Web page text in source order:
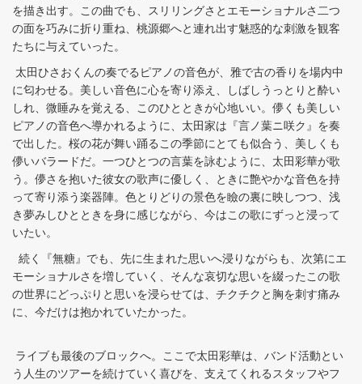
を描き出す。この曲でも、スリリングさとエモーショナルさ二つ
の面を巧みに折り重ね、桃源郷へと連れ出す魅惑的な刺激を観客
たちに与えていった。
太田ひさおくんの奏でるピアノの音色が、雅で古の香りを場内中
に匂わせる。美しい音色に心を寄り添え、しばしうっとりと酔い
しれ、微睡みを覚える、このひとときが心地いい。儚くも美しい
ピアノの音色へ導かれるように、太田家は『言ノ葉ニ咲ク』を奏
で出した。桜の花が舞い踊るこの季節にとても似合う、美しくも
儚いバラードだ。一つひとつの言葉を詠むように、太田彩華が歌
う。儚さを抱いた彼女の歌声に優しく、ときに艶やかな音色を持
って寄り添う楽器陣。色とりどりの景色を瞼の裏に映しつつ、浅
き夢みしひとときを身に感じながら、今はこの歌にずっと浸って
いたい。
続く『無糖』でも、先に生まれた思いへ浸りながらも、次第にエ
モーショナルさを増していく、そんな哀切な思いを綴ったこの歌
の世界にどっぷりと思いを浸らせては、チクチクと胸を刺す痛み
に、今だけは抱かれていたかった。
ライブも最後のブロックへ。ここで太田彩華は、バンド活動とい
う人生のツアーを続けていく喜びを、支えてくれるスタッフやフ